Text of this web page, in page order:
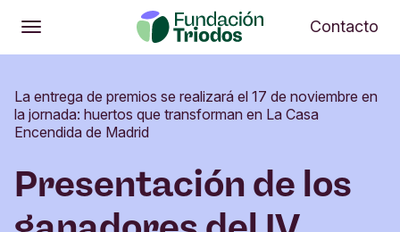
Abrir
Menú principal
Abrir
Contacto
La entrega de premios se realizará el 17 de noviembre en
la jornada: huertos que transforman en La Casa
Encendida de Madrid
Presentación de los